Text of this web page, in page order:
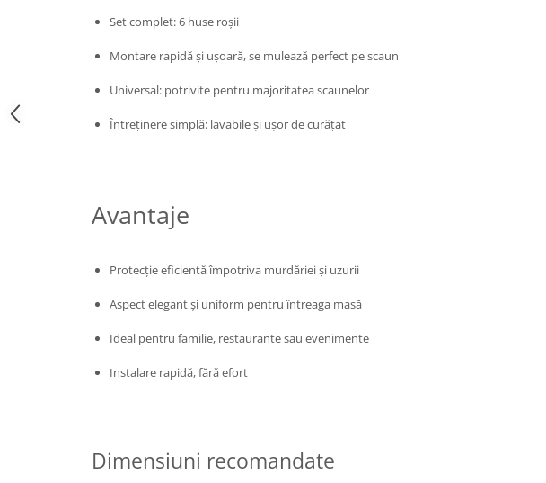
Set complet: 6 huse roșii
Montare rapidă și ușoară, se mulează perfect pe scaun
Universal: potrivite pentru majoritatea scaunelor
Întreținere simplă: lavabile și ușor de curățat
Avantaje
Protecție eficientă împotriva murdăriei și uzurii
Aspect elegant și uniform pentru întreaga masă
Ideal pentru familie, restaurante sau evenimente
Instalare rapidă, fără efort
Dimensiuni recomandate